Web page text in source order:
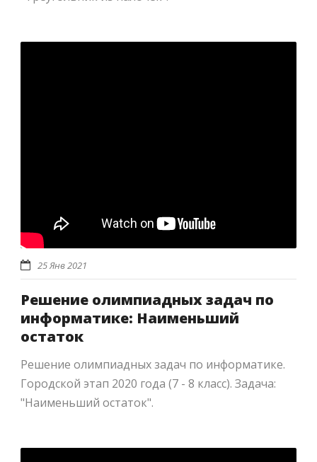
25 Янв 2021
Решение олимпиадных задач по
информатике: Наименьший
остаток
Решение олимпиадных задач по информатике.
Городской этап 2020 года (7 - 8 класс). Задача:
"Наименьший остаток".